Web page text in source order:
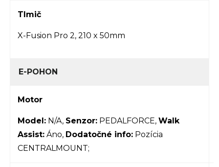
Tlmič
X-Fusion Pro 2, 210 x 50mm
E-POHON
Motor
Model: N/A, Senzor: PEDALFORCE, Walk
Assist: Áno, Dodatočné info: Pozícia
CENTRALMOUNT;